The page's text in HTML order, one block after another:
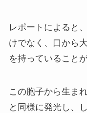
レポートによると
けでなく、口から
を持っていること
この胞子から生ま
と同様に発光し、